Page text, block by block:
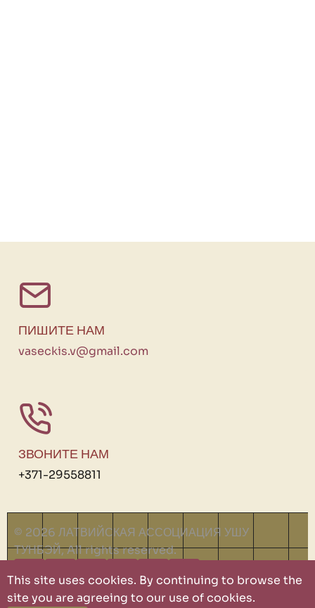
ПИШИТЕ НАМ
vaseckis.v@gmail.com
ЗВОНИТЕ НАМ
+371-29558811
© 2026 ЛАТВИЙСКАЯ АССОЦИАЦИЯ УШУ
ТУНБЭЙ, All rights reserved.
This site uses cookies. By continuing to browse the
site you are agreeing to our use of cookies.